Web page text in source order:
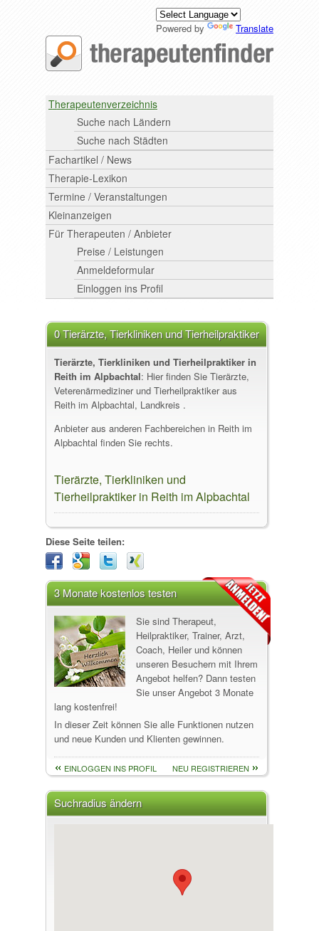
Powered by Translate
Therapeutenverzeichnis
Suche nach Ländern
Suche nach Städten
Fachartikel / News
Therapie-Lexikon
Termine / Veranstaltungen
Kleinanzeigen
Für Therapeuten / Anbieter
Preise / Leistungen
Anmeldeformular
Einloggen ins Profil
0 Tierärzte, Tierkliniken und Tierheilpraktiker
in Reith im Alpbachtal
Tierärzte, Tierkliniken und Tierheilpraktiker in
Reith im Alpbachtal: Hier finden Sie Tierärzte,
Veterenärmediziner und Tierheilpraktiker aus
Reith im Alpbachtal, Landkreis .
Anbieter aus anderen Fachbereichen in Reith im
Alpbachtal finden Sie rechts.
Tierärzte, Tierkliniken und
Tierheilpraktiker in Reith im Alpbachtal
Diese Seite teilen:
3 Monate kostenlos testen
Sie sind Therapeut,
Heilpraktiker, Trainer, Arzt,
Coach, Heiler und können
unseren Besuchern mit Ihrem
Angebot helfen? Dann testen
Sie unser Angebot 3 Monate
lang kostenfrei!
In dieser Zeit können Sie alle Funktionen nutzen
und neue Kunden und Klienten gewinnen.
EINLOGGEN INS PROFIL NEU REGISTRIEREN
Suchradius ändern